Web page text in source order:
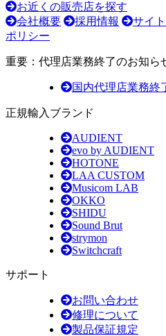
お近くの販売店を探す
会社概要
採用情報 サイ
ポリシー
重要：代理店業務終了のお知ら
国内代理店業務終
正規輸入ブランド
AUDIENT
evo by AUDIENT
HOTONE
LAA CUSTOM
Musicom LAB
OKKO
SHIDU
Sound Brut
strymon
Switchcraft
サポート
お問い合わせ
修理について
製品保証規定